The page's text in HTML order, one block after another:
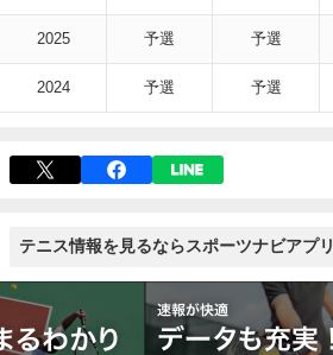
2025 予選 予選
2024 予選 予選
テニス情報を見るならスポーツナビアプリ